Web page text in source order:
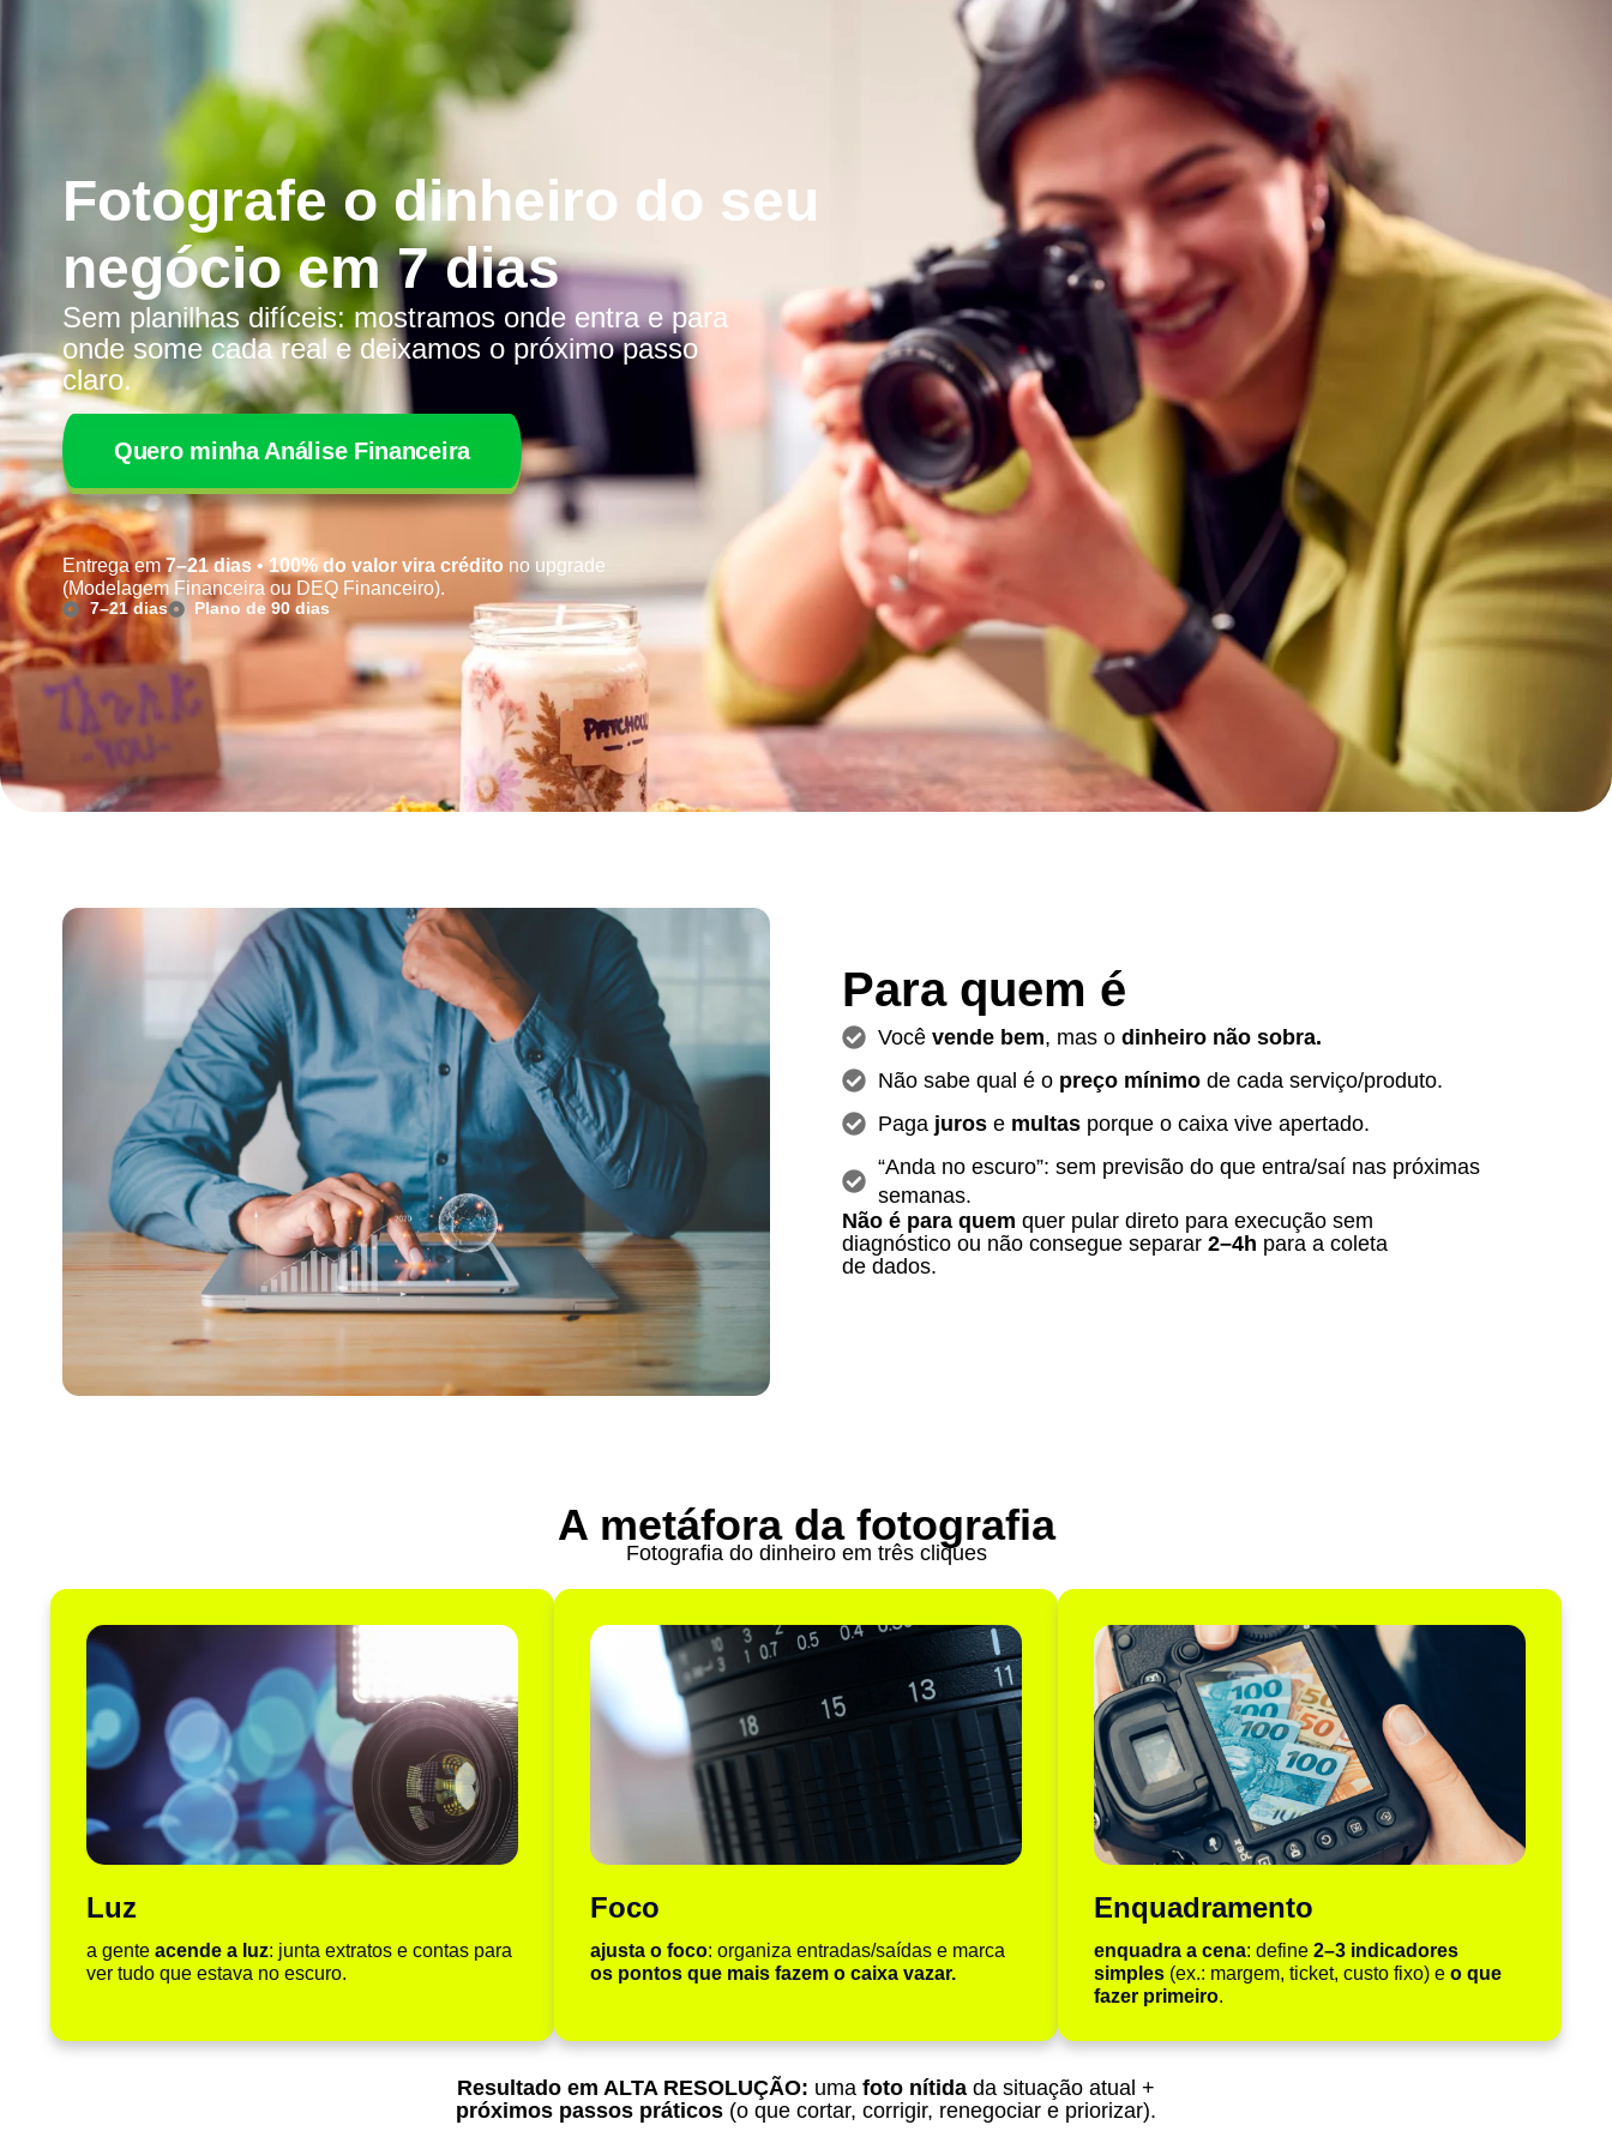
Fotografe o dinheiro do seu
negócio em 7 dias
Sem planilhas difíceis: mostramos onde entra e para
onde some cada real e deixamos o próximo passo
claro.
Quero minha Análise Financeira
Entrega em7–21 dias•100% do valor vira crédito no upgrade
(Modelagem Financeira ou DEQ Financeiro).
7–21 dias Plano de 90 dias
Para quem é
Você vende bem, mas o dinheiro não sobra.
Não sabe qual é o preço mínimode cada serviço/produto.
Paga jurose multasporque o caixa vive apertado.
“Anda no escuro”: sem previsão do que entra/saí nas próximas
semanas.
Não é para quem quer pular direto para execução sem
diagnóstico ou não consegue separar 2–4h para a coleta
de dados.
A metáfora da fotografia
Fotografia do dinheiro em três cliques
Luz
a gente acende a luz: junta extratos e contas para
ver tudo que estava no escuro.
Foco
ajusta o foco: organiza entradas/saídas e marca
os pontos que mais fazem o caixa vazar.
Enquadramento
enquadra a cena: define 2–3 indicadores
simples (ex.: margem, ticket, custo fixo) e o que
fazer primeiro.
Resultado em ALTA RESOLUÇÃO: uma foto nítida da situação atual +
próximos passos práticos (o que cortar, corrigir, renegociar e priorizar).